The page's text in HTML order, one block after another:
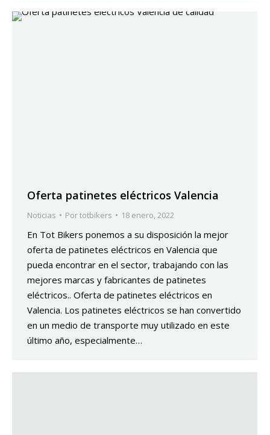
Oferta patinetes eléctricos Valencia
Noticias Portotbikers 18 enero, 2022
En Tot Bikers ponemos a su disposición la mejor
oferta de patinetes eléctricos en Valencia que
pueda encontrar en el sector, trabajando con las
mejores marcas y fabricantes de patinetes
eléctricos.. Oferta de patinetes eléctricos en
Valencia. Los patinetes eléctricos se han convertido
en un medio de transporte muy utilizado en este
último año, especialmente…